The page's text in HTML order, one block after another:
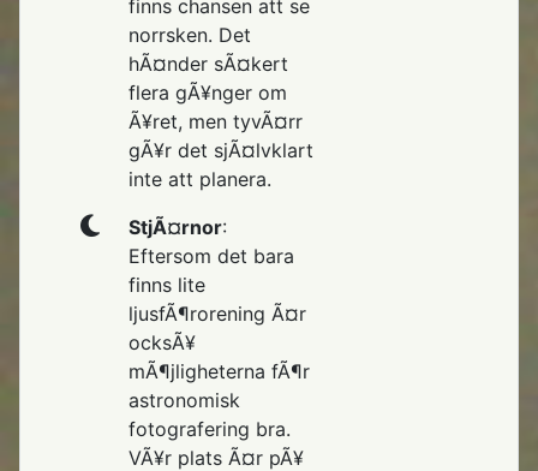
finns chansen att se
norrsken. Det
hÃ¤nder sÃ¤kert
flera gÃ¥nger om
Ã¥ret, men tyvÃ¤rr
gÃ¥r det sjÃ¤lvklart
inte att planera.
StjÃ¤rnor:
Eftersom det bara
finns lite
ljusfÃ¶rorening Ã¤r
ocksÃ¥
mÃ¶jligheterna fÃ¶r
astronomisk
fotografering bra.
VÃ¥r plats Ã¤r pÃ¥